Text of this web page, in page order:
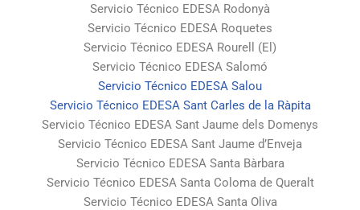
Servicio Técnico EDESA Rodonyà
Servicio Técnico EDESA Roquetes
Servicio Técnico EDESA Rourell (El)
Servicio Técnico EDESA Salomó
Servicio Técnico EDESA Salou
Servicio Técnico EDESA Sant Carles de la Ràpita
Servicio Técnico EDESA Sant Jaume dels Domenys
Servicio Técnico EDESA Sant Jaume d’Enveja
Servicio Técnico EDESA Santa Bàrbara
Servicio Técnico EDESA Santa Coloma de Queralt
Servicio Técnico EDESA Santa Oliva